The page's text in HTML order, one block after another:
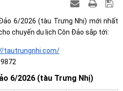
6/2026 (tàu Trưng Nhị) mới nhất
chuyến du lịch Côn Đảo sắp tới:
tautrungnhi.com/
6/2026 (tàu Trưng Nhị)